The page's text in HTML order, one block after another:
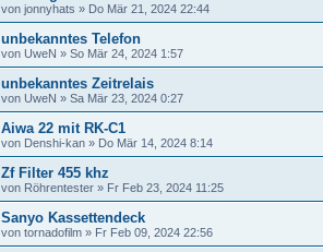
von jonnyhats » Do Mär 21, 2024 22:44
unbekanntes Telefon
von UweN » So Mär 24, 2024 1:57
unbekanntes Zeitrelais
von UweN » Sa Mär 23, 2024 0:27
Aiwa 22 mit RK-C1
von Denshi-kan » Do Mär 14, 2024 8:14
Zf Filter 455 khz
von Röhrentester » Fr Feb 23, 2024 11:25
Sanyo Kassettendeck
von tornadofilm » Fr Feb 09, 2024 22:56